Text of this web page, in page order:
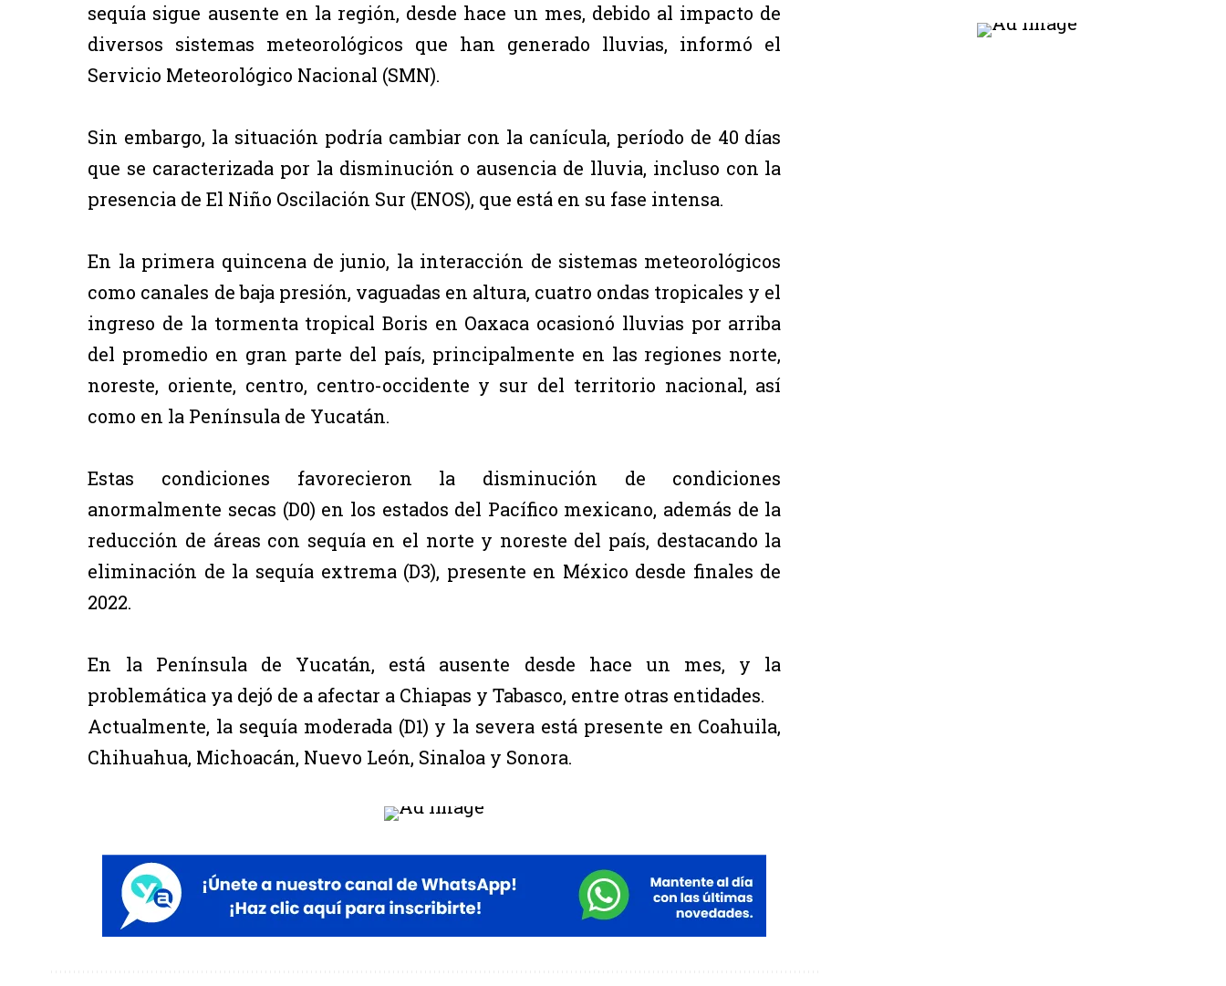
sequía sigue ausente en la región, desde hace un mes, debido al impacto de
diversos sistemas meteorológicos que han generado lluvias, informó el
Servicio Meteorológico Nacional (SMN).
Sin embargo, la situación podría cambiar con la canícula, período de 40 días
que se caracterizada por la disminución o ausencia de lluvia, incluso con la
presencia de El Niño Oscilación Sur (ENOS), que está en su fase intensa.
En la primera quincena de junio, la interacción de sistemas meteorológicos
como canales de baja presión, vaguadas en altura, cuatro ondas tropicales y el
ingreso de la tormenta tropical Boris en Oaxaca ocasionó lluvias por arriba
del promedio en gran parte del país, principalmente en las regiones norte,
noreste, oriente, centro, centro-occidente y sur del territorio nacional, así
como en la Península de Yucatán.
Estas condiciones favorecieron la disminución de condiciones
anormalmente secas (D0) en los estados del Pacífico mexicano, además de la
reducción de áreas con sequía en el norte y noreste del país, destacando la
eliminación de la sequía extrema (D3), presente en México desde finales de
2022.
En la Península de Yucatán, está ausente desde hace un mes, y la
problemática ya dejó de a afectar a Chiapas y Tabasco, entre otras entidades.
Actualmente, la sequía moderada (D1) y la severa está presente en Coahuila,
Chihuahua, Michoacán, Nuevo León, Sinaloa y Sonora.